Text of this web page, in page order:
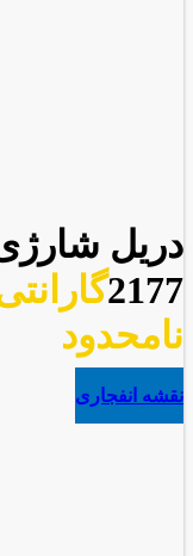
دریل
2177
نامحدود
نقشه انفجاری